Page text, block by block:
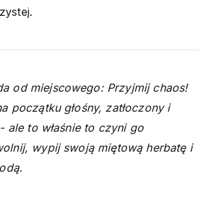
od miejscowego: Przyjmij chaos!
początku głośny, zatłoczony i
ale to właśnie to czyni go
wypij swoją miętową herbatę i